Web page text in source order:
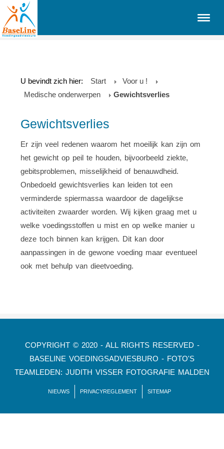
U bevindt zich hier: Start
Voor u !
Medische onderwerpen
Gewichtsverlies
Gewichtsverlies
Er zijn veel redenen waarom het moeilijk kan zijn om
het gewicht op peil te houden, bijvoorbeeld ziekte,
gebitsproblemen, misselijkheid of benauwdheid.
Onbedoeld gewichtsverlies kan leiden tot een
verminderde spiermassa waardoor de dagelijkse
activiteiten zwaarder worden. Wij kijken graag met u
welke voedingsstoffen u mist en op welke manier u
deze toch binnen kan krijgen. Dit kan door
aanpassingen in de gewone voeding maar eventueel
ook met behulp van dieetvoeding.
COPYRIGHT © 2020 - ALL RIGHTS RESERVED -
BASELINE VOEDINGSADVIESBURO - FOTO'S
TEAMLEDEN: JUDITH VISSER FOTOGRAFIE MALDEN
NIEUWS PRIVACYREGLEMENT SITEMAP